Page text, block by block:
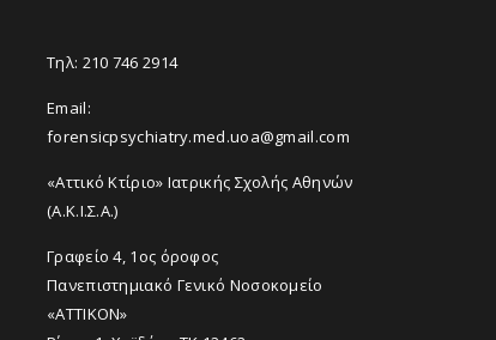
Τηλ: 210 746 2914
Email:
forensicpsychiatry.med.uoa@gmail.com
«Αττικό Κτίριο» Ιατρικής Σχολής Αθηνών
(Α.Κ.Ι.Σ.Α.)
Γραφείο 4, 1ος όροφος
Πανεπιστημιακό Γενικό Νοσοκομείο
«ΑΤΤΙΚΟΝ»